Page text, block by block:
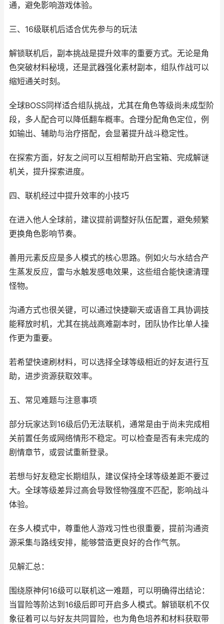
通，避免影响游戏体验。
三、16级联机后适合优先参与的玩法
解锁联机后，副本挑战是提升效率的重要方式。无论是角
色突破材料秘境，还是武器强化素材副本，组队作战可以
缩短通关时刻。
全球BOSS同样适合组队挑战，尤其在角色等级尚未成型阶
段，多人配合可以降低翻车概率。合理分配角色定位，例
如输出、辅助与治疗搭配，会显著提升战斗稳定性。
在探索方面，好友之间可以互相帮助开启宝箱、完成解谜
机关，提升探索进度。
四、联机经过中提升效率的小技巧
在进入他人全球前，建议提前调整好队伍配置，避免频繁
更换角色影响节奏。
善用元素反应是多人模式的核心思路。例如火与水结合产
生蒸发反应，雷与水触发感电效果，这些组合能快速清理
怪物。
沟通方式也很关键，可以通过快捷聊天或语音工具协调技
能释放时机，尤其在挑战高难副本时，团队协作比单人操
作更为重要。
若希望快速刷材料，可以选择全球等级相近的好友进行互
助，进步资源获取效率。
五、常见难题与注意事项
部分玩家达到16级后仍无法联机，通常是由于尚未完成相
关前置任务或网络情形不稳定。可以检查是否有未完成的
剧情章节，或尝试重新登录。
若想与好友稳定长期组队，建议保持全球等级差距不要过
大。全球等级差异过高会导致怪物强度不匹配，影响战斗
体验。
在多人模式中，尊重他人游戏习性也很重要，提前沟通资
源采集与路线安排，能够营造更良好的合作气氛。
见解汇总：
围绕原神何16级可以联机这一难题，可以明确得出结论：
当冒险等阶达到16级后即可开启多人模式。解锁联机不仅
象征着可以与好友共同冒险，也为角色培养和材料获取带